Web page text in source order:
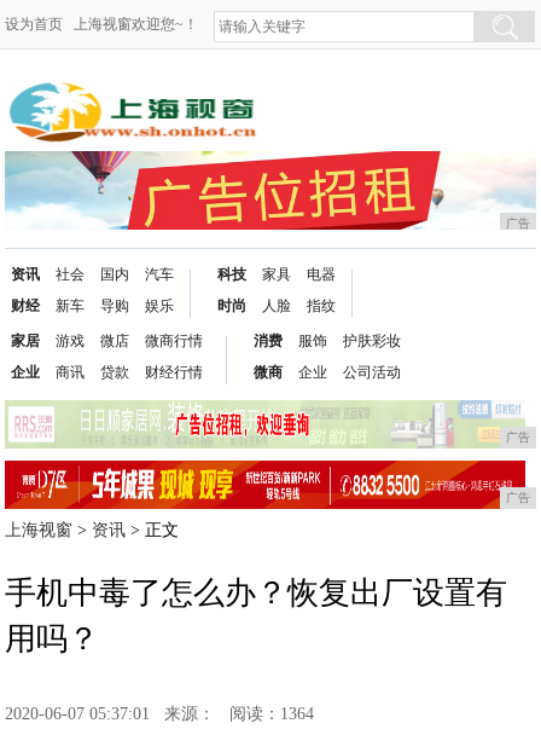
设为首页 上海视窗欢迎您~！
广告
资讯
财经
社会
新车
国内
导购
汽车
娱乐
科技
时尚
家具
人脸
电器
指纹
家居
企业
游戏
商讯
微店
贷款
微商行情
财经行情
消费
微商
服饰
企业
护肤彩妆
公司活动
广告
广告
上海视窗 > 资讯 > 正文
手机中毒了怎么办？恢复出厂设置有
用吗？
2020-06-07 05:37:01 来源： 阅读：1364